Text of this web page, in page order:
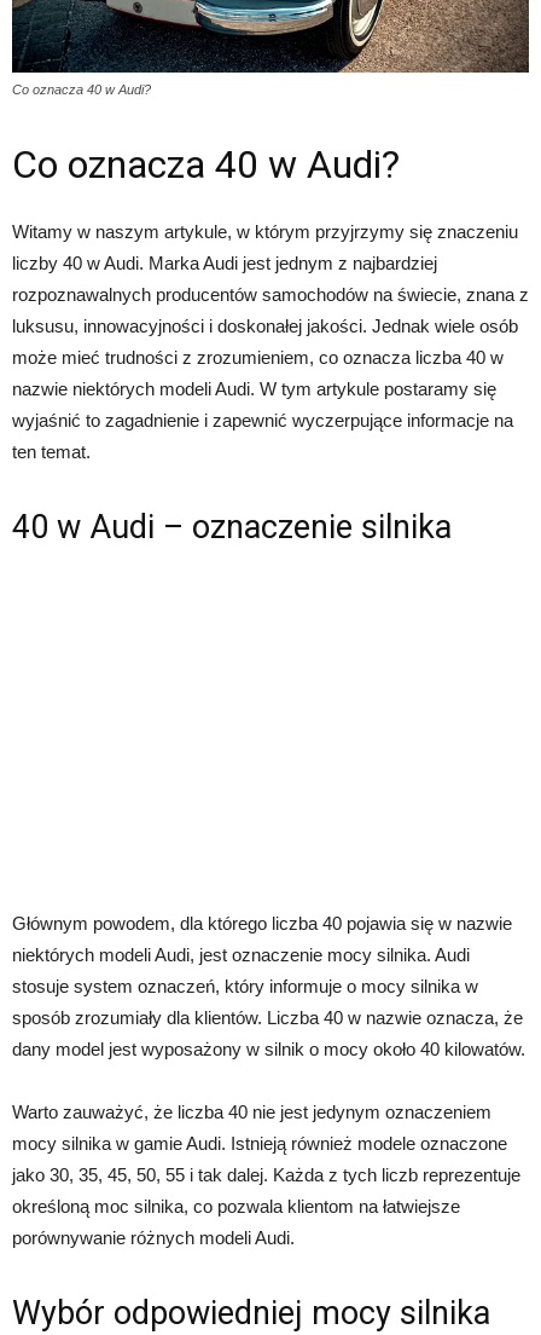
Co oznacza 40 w Audi?
Co oznacza 40 w Audi?
Witamy w naszym artykule, w którym przyjrzymy się znaczeniu
liczby 40 w Audi. Marka Audi jest jednym z najbardziej
rozpoznawalnych producentów samochodów na świecie, znana z
luksusu, innowacyjności i doskonałej jakości. Jednak wiele osób
może mieć trudności z zrozumieniem, co oznacza liczba 40 w
nazwie niektórych modeli Audi. W tym artykule postaramy się
wyjaśnić to zagadnienie i zapewnić wyczerpujące informacje na
ten temat.
40 w Audi – oznaczenie silnika
Głównym powodem, dla którego liczba 40 pojawia się w nazwie
niektórych modeli Audi, jest oznaczenie mocy silnika. Audi
stosuje system oznaczeń, który informuje o mocy silnika w
sposób zrozumiały dla klientów. Liczba 40 w nazwie oznacza, że
dany model jest wyposażony w silnik o mocy około 40 kilowatów.
Warto zauważyć, że liczba 40 nie jest jedynym oznaczeniem
mocy silnika w gamie Audi. Istnieją również modele oznaczone
jako 30, 35, 45, 50, 55 i tak dalej. Każda z tych liczb reprezentuje
określoną moc silnika, co pozwala klientom na łatwiejsze
porównywanie różnych modeli Audi.
Wybór odpowiedniej mocy silnika